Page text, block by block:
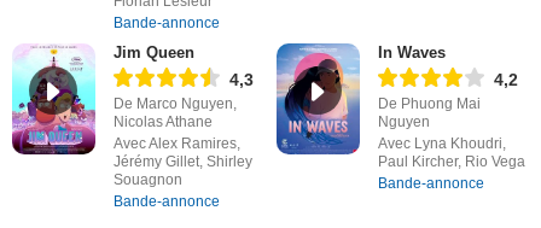
Bande-annonce
Jim Queen
4,3
De Marco Nguyen,
Nicolas Athane
Avec Alex Ramires,
Jérémy Gillet, Shirley
Souagnon
Bande-annonce
In Waves
4,2
De Phuong Mai
Nguyen
Avec Lyna Khoudri,
Paul Kircher, Rio Vega
Bande-annonce